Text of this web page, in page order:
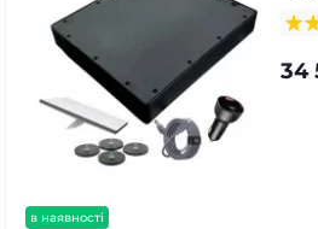
в наявності
34